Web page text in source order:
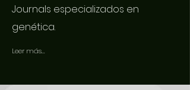
Journals especializados en
genética.
Leer más...